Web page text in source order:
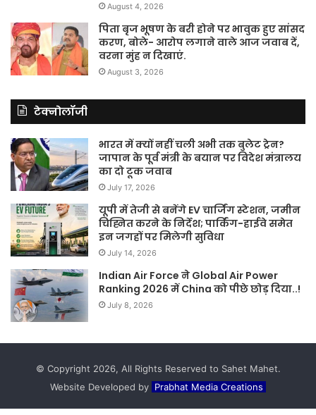
August 4, 2026
पिता बृज भूषण के बरी होने पर भावुक हुए सांसद
करण, बोले- आरोप लगाने वाले आज जवाब दें,
वरना मुंह न दिखाएं.
August 3, 2026
टेक्नोलॉजी
भारत में क्यों नहीं चली अभी तक बुलेट ट्रेन?
जापान के पूर्व मंत्री के बयान पर विदेश मंत्रालय
का दो टूक जवाब
July 17, 2026
यूपी में तेजी से बनेंगे EV चार्जिंग स्टेशन, जमीन
चिह्नित करने के निर्देश; पार्किंग-हाईवे समेत
इन जगहों पर मिलेगी सुविधा
July 14, 2026
Indian Air Force ने Global Air Power
Ranking 2026 में China को पीछे छोड़ दिया..!
July 8, 2026
© Copyright 2026, All Rights Reserved to Sahet Mahet.
Website Developed by Prabhat Media Creations